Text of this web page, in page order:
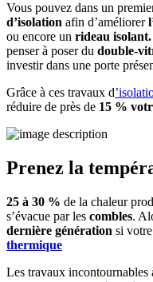
Vous pouvez dans un
d’isolation afin d’améliorer
ou encore un rideau isolant.
penser à poser du double-
investir dans une porte
Grâce à ces travaux d
réduire de près de 15 %
Prenez la
25 à 30 % de la chaleur
s’évacue par les combles.
dernière génération si
thermique
Les travaux incontournables